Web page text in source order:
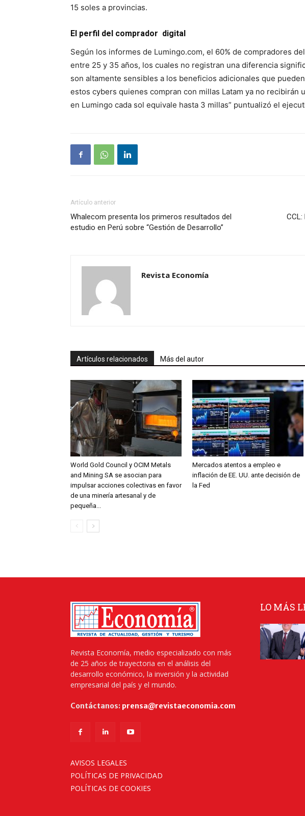
15 soles a provincias.
El perfil del comprador digital
Según los informes de Lumingo.com, el 60% de compradores
entre 25 y 35 años, los cuales no registran una diferencia
son altamente sensibles a los beneficios adicionales que
estos cybers quienes compran con millas Latam ya no recibirán
en Lumingo cada sol equivale hasta 3 millas” puntualizó el
Artículo anterior
Whalecom presenta los primeros resultados del
estudio en Perú sobre “Gestión de Desarrollo”
Revista Economía
Artículos relacionados Más del autor
World Gold Council y OCIM Metals
and Mining SA se asocian para
impulsar acciones colectivas en favor
de una minería artesanal y de
pequeña...
Mercados atentos a empleo e
inflación de EE. UU. ante decisión de
la Fed
Revista Economía, medio especializado con más
de 25 años de trayectoria en el análisis del
desarrollo económico, la inversión y la actividad
empresarial del país y el mundo.
Contáctanos: prensa@revistaeconomia.com
AVISOS LEGALES
POLÍTICAS DE PRIVACIDAD
POLÍTICAS DE COOKIES
LO MÁS